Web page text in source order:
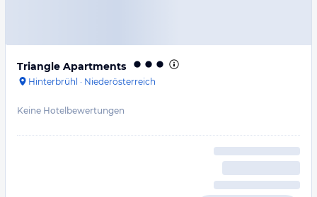
Triangle Apartments
Hinterbrühl · Niederösterreich
Keine Hotelbewertungen